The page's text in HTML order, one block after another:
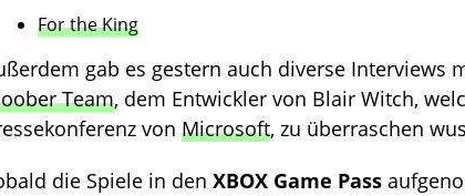
For the King
gab es gestern auch diverse Interviews
Team, dem Entwickler von Blair Witch,
von Microsoft, zu überraschen
die Spiele in den XBOX Game Pass